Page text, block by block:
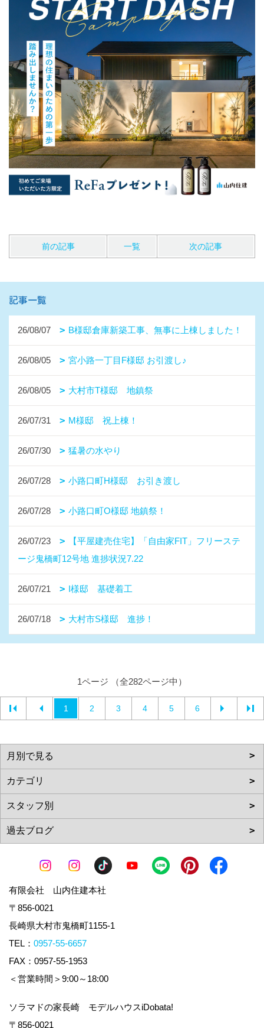
前の記事 一覧 次の記事
記事一覧
26/08/07 B様邸倉庫新築工事、無事に上棟しました！
26/08/05 宮小路一丁目F様邸 お引渡し♪
26/08/05 大村市T様邸 地鎮祭
26/07/31 M様邸 祝上棟！
26/07/30 猛暑の水やり
26/07/28 小路口町H様邸 お引き渡し
26/07/28 小路口町O様邸 地鎮祭！
26/07/23
【平屋建売住宅】「自由家FIT」フリーステ
ージ鬼橋町12号地 進捗状況7.22
26/07/21 I様邸 基礎着工
26/07/18 大村市S様邸 進捗！
1ページ （全282ページ中）
1 2 3 4 5 6
有限会社 山内住建本社
〒856-0021
長崎県大村市鬼橋町1155-1
TEL： 0957-55-6657
FAX：0957-55-1953
＜営業時間＞9:00～18:00
ソラマドの家長崎 モデルハウスiDobata!
〒856-0021